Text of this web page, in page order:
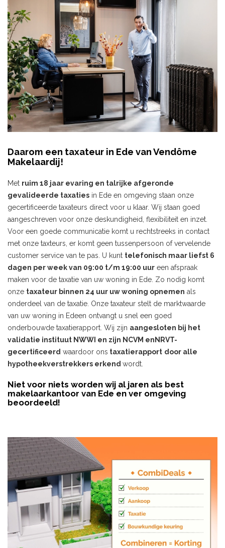
Daarom een taxateur in Ede van Vendôme
Makelaardij!
Met ruim 18 jaar evaring en talrijke afgeronde
gevalideerde taxaties in Ede en omgeving staan onze
gecertificeerde taxateurs direct voor u klaar. Wij staan goed
aangeschreven voor onze deskundigheid, flexibiliteit en inzet.
Voor een goede communicatie komt u rechtstreeks in contact
met onze taxteurs, er komt geen tussenpersoon of vervelende
customer service van te pas. U kunt telefonisch maar liefst 6
dagen per week van 09:00 t/m 19:00 uur een afspraak
maken voor de taxatie van uw woning in Ede. Zo nodig komt
onze taxateur binnen 24 uur uw woning opnemen als
onderdeel van de taxatie. Onze taxateur stelt de marktwaarde
van uw woning in Edeen ontvangt u snel een goed
onderbouwde taxatierapport. Wij zijn aangesloten bij het
validatie instituut NWWI en zijn NCVM enNRVT-
gecertificeerd waardoor ons taxatierapport door alle
hypotheekverstrekkers erkend wordt.
Niet voor niets worden wij al jaren als best
makelaarkantoor van Ede en ver omgeving
beoordeeld!